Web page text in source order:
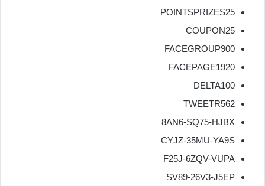
POINTSPRIZES25
COUPON25
FACEGROUP900
FACEPAGE1920
DELTA100
TWEETR562
8AN6-SQ75-HJBX
CYJZ-35MU-YA9S
F25J-6ZQV-VUPA
SV89-26V3-J5EP